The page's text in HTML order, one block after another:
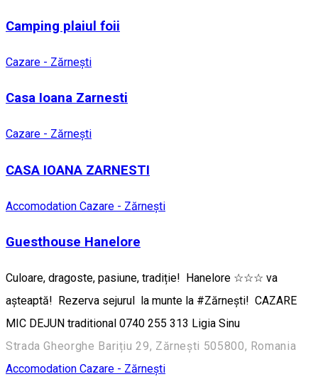
Camping plaiul foii
Cazare - Zărnești
Casa Ioana Zarnesti
Cazare - Zărnești
CASA IOANA ZARNESTI
Accomodation Cazare - Zărnești
Guesthouse Hanelore
Culoare, dragoste, pasiune, tradiție! Hanelore ☆☆☆ va
așteaptă! Rezerva sejurul la munte la #Zărnești! CAZARE
MIC DEJUN traditional 0740 255 313 Ligia Sinu
Strada Gheorghe Barițiu 29, Zărnești 505800, Romania
Accomodation Cazare - Zărnești